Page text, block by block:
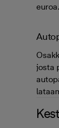
euroa.
josta